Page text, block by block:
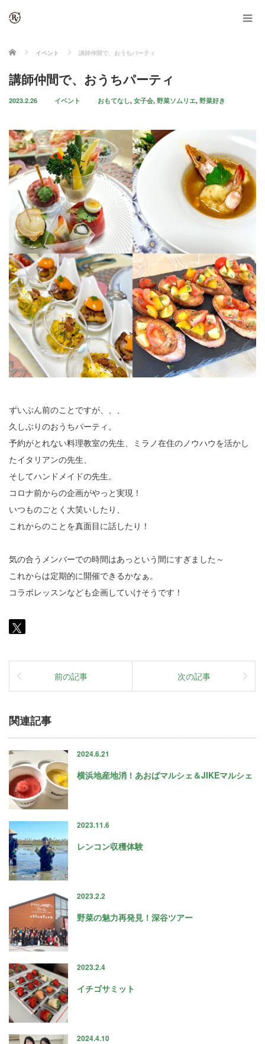
ホーム イベント 講師仲間で、おうちパーティ
講師仲間で、おうちパーティ
2023.2.26 イベント おもてなし, 女子会, 野菜ソムリエ, 野菜好き
ずいぶん前のことですが、、、
久しぶりのおうちパーティ。
予約がとれない料理教室の先生、ミラノ在住のノウハウを活かし
たイタリアンの先生、
そしてハンドメイドの先生。
コロナ前からの企画がやっと実現！
いつものごとく大笑いしたり、
これからのことを真面目に話したり！
気の合うメンバーでの時間はあっという間にすぎました～
これからは定期的に開催できるかなぁ。
コラボレッスンなども企画していけそうです！
前の記事 次の記事
関連記事
2024.6.21
横浜地産地消！あおばマルシェ＆JIKEマルシェ
2023.11.6
レンコン収穫体験
2023.2.2
野菜の魅力再発見！深谷ツアー
2023.2.4
イチゴサミット
2024.4.10